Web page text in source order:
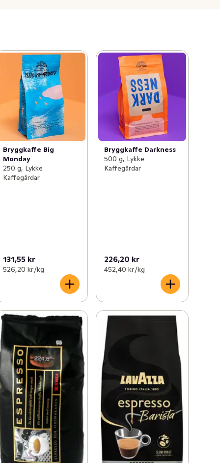
Bryggkaffe Big
Monday
250 g, Lykke
Kaffegårdar
131,55 kr
526,20 kr /kg
Bryggkaffe Darkness
500 g, Lykke
Kaffegårdar
226,20 kr
452,40 kr /kg